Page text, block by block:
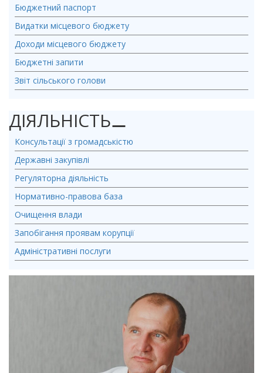
Бюджетний паспорт
Видатки місцевого бюджету
Доходи місцевого бюджету
Бюджетні запити
Звіт сільського голови
ДІЯЛЬНІСТЬ⚊
Консультації з громадськістю
Державні закупівлі
Регуляторна діяльність
Нормативно-правова база
Очищення влади
Запобігання проявам корупції
Адміністративні послуги